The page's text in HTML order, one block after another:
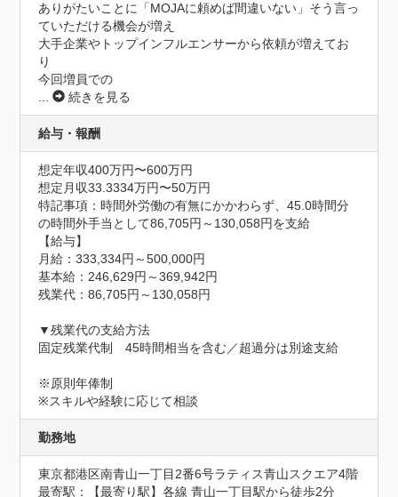
ありがたいことに「MOJAに頼めば間違いない」そう言っ
ていただける機会が増え
大手企業やトップインフルエンサーから依頼が増えてお
り
今回増員での
...
続きを見る
給与・報酬
想定年収400万円〜600万円
想定月収33.3334万円〜50万円
特記事項：時間外労働の有無にかかわらず、45.0時間分
の時間外手当として86,705円～130,058円を支給
【給与】
月給：333,334円～500,000円
基本給：246,629円～369,942円
残業代：86,705円～130,058円
▼残業代の支給方法
固定残業代制　45時間相当を含む／超過分は別途支給
※原則年俸制
※スキルや経験に応じて相談
勤務地
東京都港区南青山一丁目2番6号ラティス青山スクエア4階
最寄駅：【最寄り駅】各線 青山一丁目駅から徒歩2分